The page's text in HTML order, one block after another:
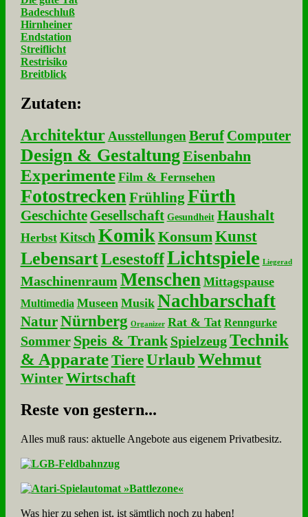
Badeschluß
Hirnheiner
Endstation
Streiflicht
Restrisiko
Breitblick
Zu­ta­ten:
Architektur Ausstellungen Beruf Computer
Design & GestaltungEisenbahn
Experimente Film & Fernsehen
Fotostrecken Frühling Fürth
Geschichte Gesellschaft Gesundheit Haushalt
Herbst Kitsch KomikKonsumKunst
LebensartLesestoffLichtspiele Liegerad
Maschinenraum Menschen Mittagspause
Multimedia Museen Musik Nachbarschaft
NaturNürnberg Organizer Rat & Tat Renngurke
Sommer Speis & Trank Spielzeug Technik
& Apparate Tiere UrlaubWehmut
Winter Wirtschaft
Re­ste von ge­stern...
Alles muß raus: aktuelle An­ge­bo­te aus eigenem Privatbesitz.
Was hier zu sehen ist, ist sämt­lich noch zu haben!